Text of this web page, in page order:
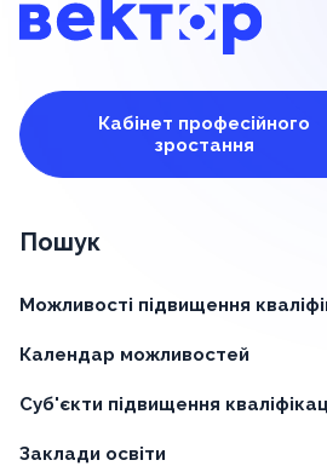
Кабінет професійного
зростання
Пошук
Можливості підвищення
Календар можливостей
Суб'єкти підвищення
Заклади освіти